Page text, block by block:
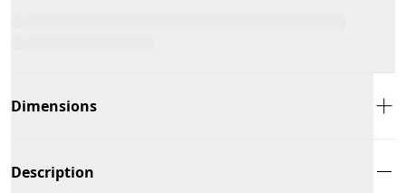
Dimensions
Description